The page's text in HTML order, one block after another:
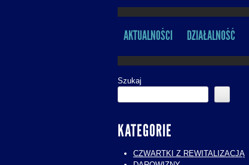
MENU
AKTUALNOŚCI DZIAŁALNOŚĆ
Szukaj
KATEGORIE
CZWARTKI Z REWITALIZACJĄ